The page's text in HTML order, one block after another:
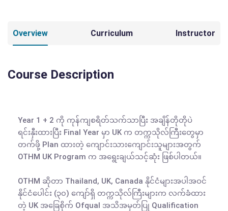
Overview Curriculum Instructor
Course Description
Year 1 + 2 ကို ကုန်ကျစရိတ်သက်သာပြီး အချိန်တိုတိုပဲ
ရင်းနှီးထားပြီး Final Year မှာ UK က တက္ကသိုလ်ကြီးတွေမှာ
တက်ဖို့ Plan ထားတဲ့ ကျောင်းသားကျောင်းသူများအတွက်
OTHM UK Program က အရွေးချယ်သင့်ဆုံး ဖြစ်ပါတယ်။
OTHM ဆိုတာ Thailand, UK, Canada နိုင်ငံများအပါအဝင်
နိုင်ငံပေါင်း (၃၀) ကျော်ရှိ တက္ကသိုလ်ကြီးများက လက်ခံထား
တဲ့ UK အခြေစိုက် Ofqual အသိအမှတ်ပြု Qualification